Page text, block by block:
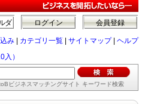
会員登録
ログイン
ダ
み カテゴリ一覧 サイトマップ| ヘルプ
）
ビジネスマッチングサイト キーワード検索